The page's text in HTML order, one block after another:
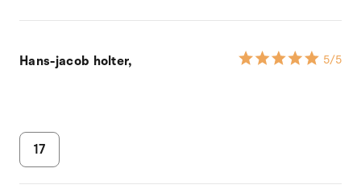
Hans-jacob holter, 5/5
17